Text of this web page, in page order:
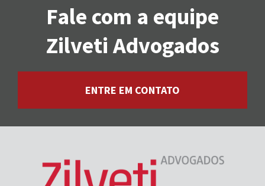
Fale com a equipe
Zilveti Advogados
ENTRE EM CONTATO